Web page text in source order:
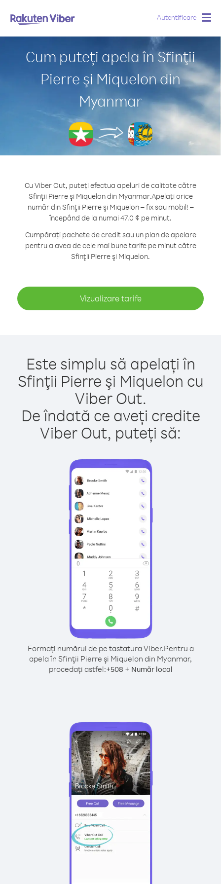
Autentificare
Cum puteți apela în Sfinţii
Pierre şi Miquelon din
Myanmar
Cu Viber Out, puteți efectua apeluri de calitate către
Sfinţii Pierre şi Miquelon din Myanmar.Apelați orice
număr din Sfinţii Pierre şi Miquelon – fix sau mobil! –
începând de la numai 47.0 ¢ pe minut.
Cumpărați pachete de credit sau un plan de apelare
pentru a avea de cele mai bune tarife pe minut către
Sfinţii Pierre şi Miquelon.
Vizualizare tarife
Este simplu să apelați în
Sfinţii Pierre şi Miquelon cu
Viber Out.
De îndată ce aveți credite
Viber Out, puteți să:
Formați numărul de pe tastatura Viber.Pentru a
apela în Sfinţii Pierre şi Miquelon din Myanmar,
procedați astfel:+508 + Număr local